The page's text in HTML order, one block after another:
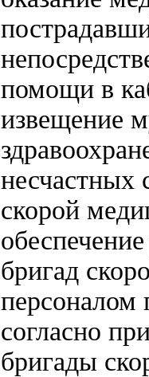
помощи в
извещение
несчастных
скорой
бригад
персоналом
согласно
бригады